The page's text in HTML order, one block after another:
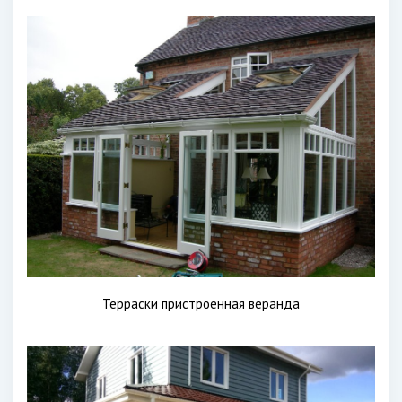
Терраски пристроенная веранда